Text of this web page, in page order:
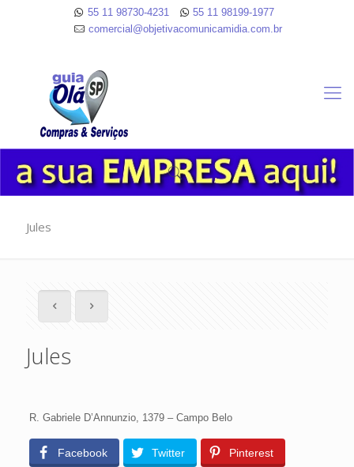
55 11 98730-4231
55 11 98199-1977
comercial@objetivacomunicamidia.com.br
Jules
Jules
R. Gabriele D’Annunzio, 1379 – Campo Belo
Facebook Twitter Pinterest